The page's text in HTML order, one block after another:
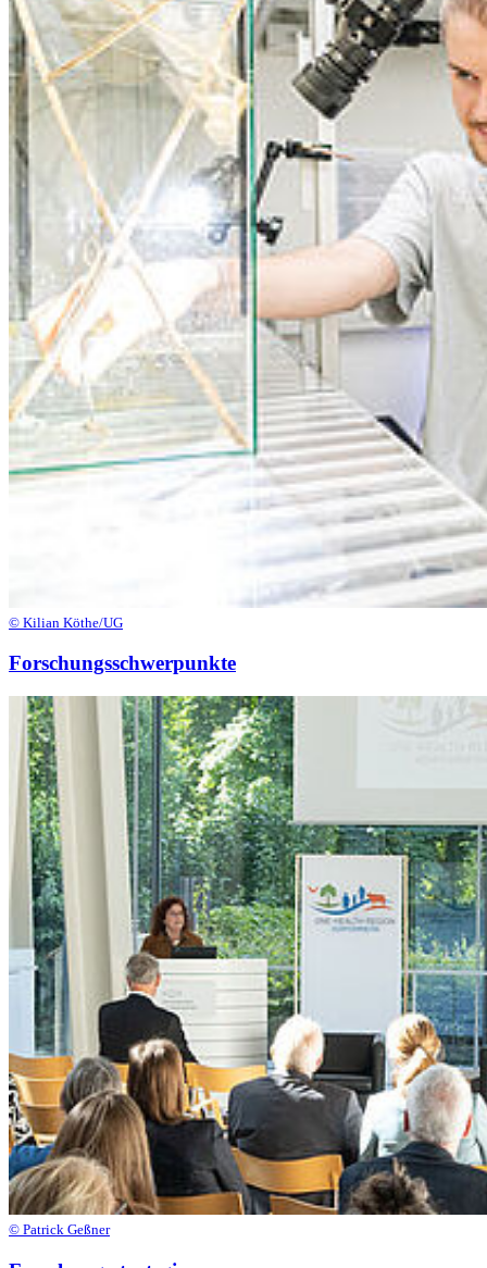
© Kilian Köthe/UG
Forschungsschwerpunkte
© Patrick Geßner